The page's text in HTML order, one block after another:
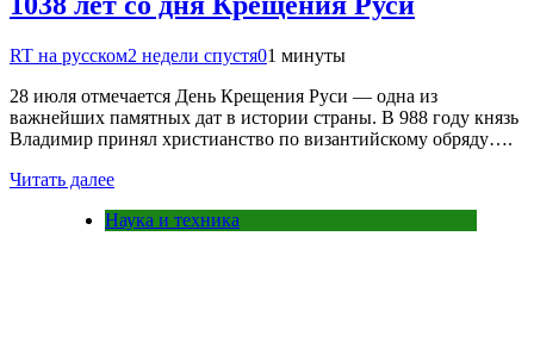
RT на русском2 недели спустя01 минуты
28 июля отмечается День Крещения Руси — одна из
важнейших памятных дат в истории страны. В 988 году князь
Владимир принял христианство по византийскому обряду….
Читать далее
Наука и техника